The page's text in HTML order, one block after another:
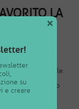
LA
(P. 2)
accompagnato
crescita personale.
la lettura è stato
iniziare ad
su
e creare
×